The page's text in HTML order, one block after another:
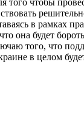
того чтобы
в рамках
будет
того, что
в целом